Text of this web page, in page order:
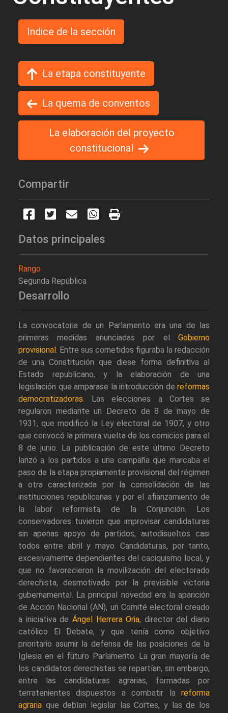
Indice de la sección
La etapa constituyente
La quema de conventos
La elaboración del proyecto
constitucional
Compartir
Datos principales
Rango
Segunda República
Desarrollo
La convocatoria de un Parlamento era una de las
primeras medidas anunciadas por el Gobierno
provisional . Entre sus cometidos figuraba la redacción
de una Constitución que diese forma definitiva al
Estado republicano, y la elaboración de una
legislación que amparase la introducción de reformas
democratizadoras. Las elecciones a Cortes se
regularon mediante un Decreto de 8 de mayo de
1931, que modificó la Ley electoral de 1907, y otro
que convocó la primera vuelta de los comicios para el
8 de junio. La publicación de este último Decreto
lanzó a los partidos a una campaña que marcaba el
paso de la etapa propiamente provisional del régimen
a otra caracterizada por la consolidación de las
instituciones republicanas y por el afianzamiento de
la labor reformista de la Conjunción. Los
conservadores tuvieron que improvisar candidaturas
sin apenas apoyo de partidos, autodisueltos casi
todos entre abril y mayo. Candidaturas, por tanto,
excesivamente dependientes del caciquismo local, y
que no favorecieron la movilización del electorado
derechista, desmotivado por la previsible victoria
gubernamental. La principal novedad era la aparición
de Acción Nacional (AN), un Comité electoral creado
a iniciativa de Ángel Herrera Oria, director del diario
católico El Debate, y que tenía como objetivo
prioritario asumir la defensa de las posiciones de la
Iglesia en el futuro Parlamento. La gran mayoría de
los candidatos derechistas se repartían, sin embargo,
entre las candidaturas agrarias, formadas por
terratenientes dispuestos a combatir la reforma
agraria que debían legislar las Cortes, y las de los